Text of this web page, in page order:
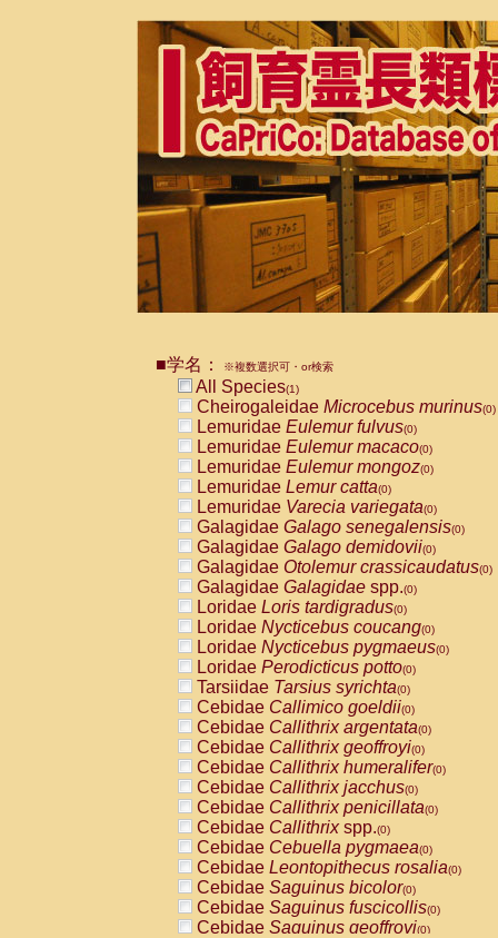
■学名： ※複数選択可・or検索
All Species(1)
Cheirogaleidae Microcebus murinus(0)
Lemuridae Eulemur fulvus(0)
Lemuridae Eulemur macaco(0)
Lemuridae Eulemur mongoz(0)
Lemuridae Lemur catta(0)
Lemuridae Varecia variegata(0)
Galagidae Galago senegalensis(0)
Galagidae Galago demidovii(0)
Galagidae Otolemur crassicaudatus(0)
Galagidae Galagidae spp.(0)
Loridae Loris tardigradus(0)
Loridae Nycticebus coucang(0)
Loridae Nycticebus pygmaeus(0)
Loridae Perodicticus potto(0)
Tarsiidae Tarsius syrichta(0)
Cebidae Callimico goeldii(0)
Cebidae Callithrix argentata(0)
Cebidae Callithrix geoffroyi(0)
Cebidae Callithrix humeralifer(0)
Cebidae Callithrix jacchus(0)
Cebidae Callithrix penicillata(0)
Cebidae Callithrixspp.(0)
Cebidae Cebuella pygmaea(0)
Cebidae Leontopithecus rosalia(0)
Cebidae Saguinus bicolor(0)
Cebidae Saguinus fuscicollis(0)
Cebidae Saguinus geoffroyi(0)